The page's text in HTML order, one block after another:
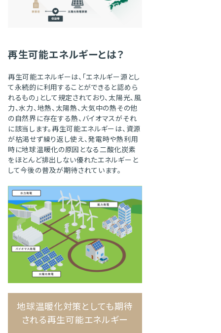
再生可能エネルギーとは？
再生可能エネルギーは、「エネルギー源とし
て永続的に利用することができると認めら
れるもの」として規定されており、太陽光、風
力、水力、地熱、太陽熱、大気中の熱その他
の自然界に存在する熱、バイオマスがそれ
に該当します。再生可能エネルギーは、資源
が枯渇せず繰り返し使え、発電時や熱利用
時に地球温暖化の原因となる二酸化炭素
をほとんど排出しない優れたエネルギーと
して今後の普及が期待されています。
地球温暖化対策としても期待
される再生可能エネルギー